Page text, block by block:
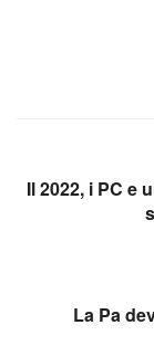
Il 2022, i PC e
La Pa